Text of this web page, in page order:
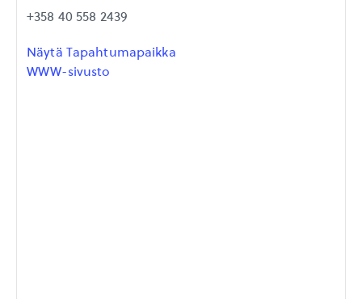
‭+358 40 558 2439‬
Näytä Tapahtumapaikka
WWW-sivusto